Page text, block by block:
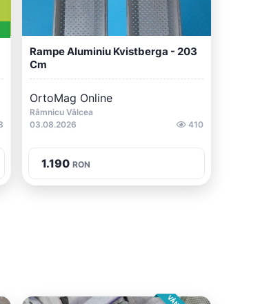
Rampe Aluminiu Kvistberga - 203
Cm
OrtoMag Online
Râmnicu Vâlcea
03.08.2026
410
1.190 RON